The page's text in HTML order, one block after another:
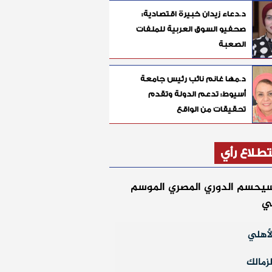
د.دعاء زيدان خبيرة اقتصادية:
صحفيو السوق العربية للملفات
الصعبة
د.مها غانم نائب رئيس جامعة
أسيوط: تدعم الدولة وتقدم
تحقيقات من الواقع
رأي
الدوري المصري الموسم